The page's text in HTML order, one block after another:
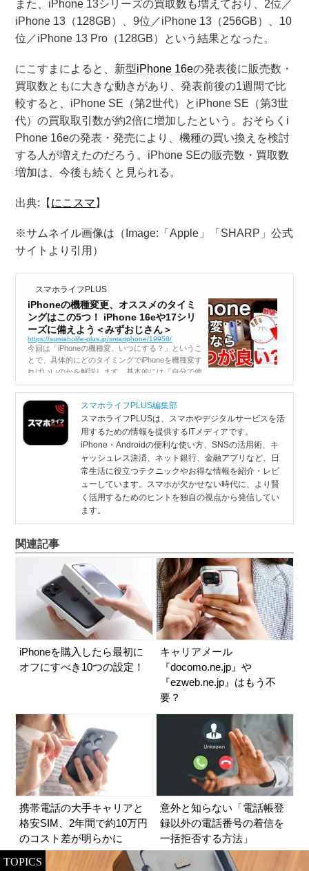
また、iPhone 13シリーズの買取数も増えており、2位／
iPhone 13（128GB）、9位／iPhone 13（256GB）、10
位／iPhone 13 Pro（128GB）という結果となった。
にこすまによると、新型iPhone 16eの発表後に販売数・
買取数ともに大きな動きがあり、発表前後の1週間で比
較すると、iPhone SE（第2世代）とiPhone SE（第3世
代）の買取取引数が約2倍に増加したという。おそらくi
Phone 16eの発表・発売により、機種の買い換えを検討
する人が増えたのだろう。iPhone SEの販売数・買取数
増加は、今後も続くと見られる。
出典:【 にこスマ 】
※サムネイル画像は（Image:​「Apple」「SHARP」公式
サイトより引用）
スマホライフPLUS
iPhoneの機種変更、オススメのタイミ
ングはこの5つ！ iPhone 16eや17シリ
ーズに備えよう＜みずおじさん＞
https://sumaholife-plus.jp/smartphone/19958/
今回は「iPhoneの機種変、いつにする？」というこ
とで、具体的にどのタイミングでiPhoneを機種変す
ればいいのかを解説します。基本的には「自分で使
い勝手が悪くなったと感じたとき」でいいんです
が、ほかにもいろいろなタイミングがあるので、5
つのポイントを紹介していきま...
スマホライフPLUS編集部
スマホライフPLUSは、スマホやデジタルサービスを活
用するための情報を提供するITメディアです。
iPhone・Androidの便利な使い方、SNSの活用術、キ
ャッシュレス決済、ネット銀行、金融アプリなど、日
常生活に役立つテクニックやお得な情報を紹介・レビ
ューしています。スマホが欠かせない時代に、より賢
く活用するためのヒントを独自の視点から発信してい
ます。
関連記事
iPhoneを購入したら最初に
オフにすべき10つの設定！
キャリアメール
『docomo.ne.jp』や
『ezweb.ne.jp』はもう不
要？
携帯電話の大手キャリアと
格安SIM、2年間で約10万円
のコスト差が明らかに
意外と知らない「電話帳登
録以外の電話番号の着信を
一括拒否する方法」
TOPICS